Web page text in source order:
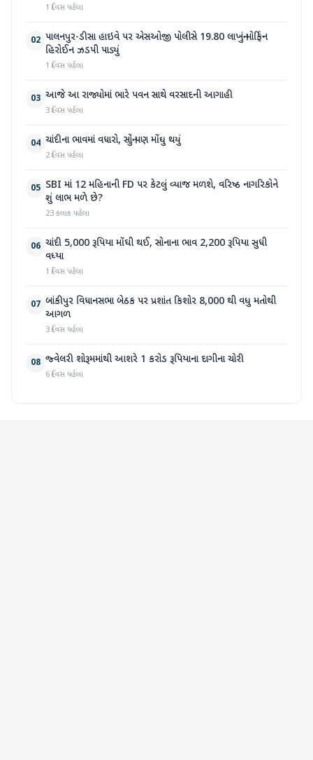
1 દિવસ પહેલા
02 પાલનપુર-ડીસા હાઇવે પર એસઓજી પોલીસે 19.80 લાખનું મોર્ફિન
હિરોઈન ઝડપી પાડ્યું
1 દિવસ પહેલા
03 આજે આ રાજ્યોમાં ભારે પવન સાથે વરસાદની આગાહી
3 દિવસ પહેલા
04 ચાંદીના ભાવમાં વધારો, સોનું પણ મોંઘુ થયું
2 દિવસ પહેલા
05 SBI માં 12 મહિનાની FD પર કેટલું વ્યાજ મળશે, વરિષ્ઠ નાગરિકોને
શું લાભ મળે છે?
23 કલાક પહેલા
06 ચાંદી 5,000 રૂપિયા મોંઘી થઈ, સોનાના ભાવ 2,200 રૂપિયા સુધી
વધ્યા
1 દિવસ પહેલા
07 બાંકીપુર વિધાનસભા બેઠક પર પ્રશાંત કિશોર 8,000 થી વધુ મતોથી
આગળ
3 દિવસ પહેલા
08 જ્વેલરી શોરૂમમાંથી આશરે 1 કરોડ રૂપિયાના દાગીના ચોરી
6 દિવસ પહેલા